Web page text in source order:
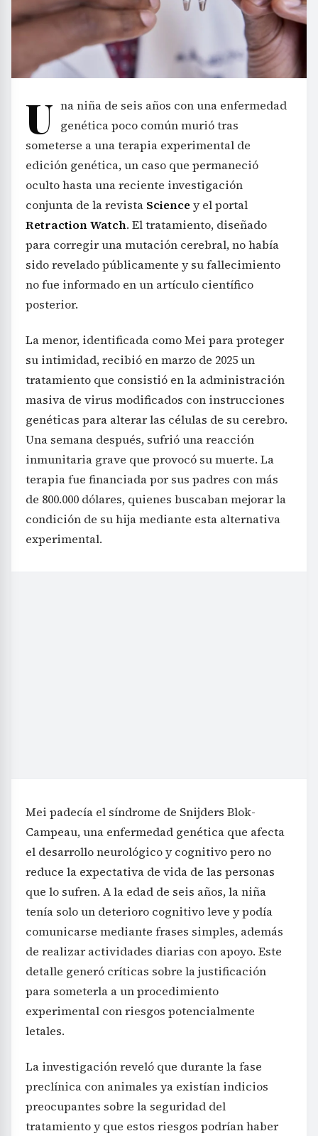
U na niña de seis años con una enfermedad
genética poco común murió tras
someterse a una terapia experimental de
edición genética, un caso que permaneció
oculto hasta una reciente investigación
conjunta de la revista Science y el portal
Retraction Watch. El tratamiento, diseñado
para corregir una mutación cerebral, no había
sido revelado públicamente y su fallecimiento
no fue informado en un artículo científico
posterior.
La menor, identificada como Mei para proteger
su intimidad, recibió en marzo de 2025 un
tratamiento que consistió en la administración
masiva de virus modificados con instrucciones
genéticas para alterar las células de su cerebro.
Una semana después, sufrió una reacción
inmunitaria grave que provocó su muerte. La
terapia fue financiada por sus padres con más
de 800.000 dólares, quienes buscaban mejorar la
condición de su hija mediante esta alternativa
experimental.
Mei padecía el síndrome de Snijders Blok-
Campeau, una enfermedad genética que afecta
el desarrollo neurológico y cognitivo pero no
reduce la expectativa de vida de las personas
que lo sufren. A la edad de seis años, la niña
tenía solo un deterioro cognitivo leve y podía
comunicarse mediante frases simples, además
de realizar actividades diarias con apoyo. Este
detalle generó críticas sobre la justificación
para someterla a un procedimiento
experimental con riesgos potencialmente
letales.
La investigación reveló que durante la fase
preclínica con animales ya existían indicios
preocupantes sobre la seguridad del
tratamiento y que estos riesgos podrían haber